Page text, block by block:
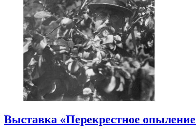
Выставка «Перекрестное